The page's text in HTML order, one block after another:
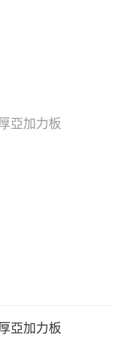
亞加力板
亞加力板